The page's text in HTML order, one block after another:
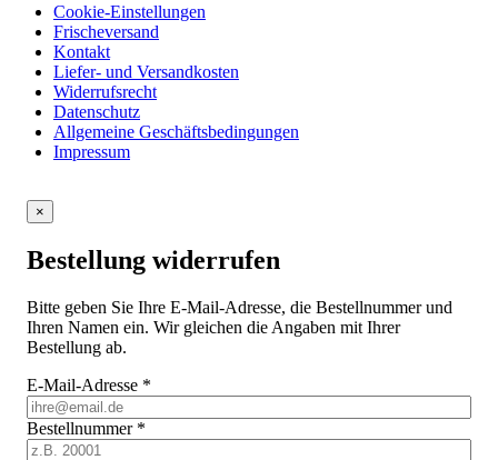
Cookie-Einstellungen
Frischeversand
Kontakt
Liefer- und Versandkosten
Widerrufsrecht
Datenschutz
Allgemeine Geschäftsbedingungen
Impressum
×
Bestellung widerrufen
Bitte geben Sie Ihre E-Mail-Adresse, die Bestellnummer und
Ihren Namen ein. Wir gleichen die Angaben mit Ihrer
Bestellung ab.
E-Mail-Adresse *
Bestellnummer *